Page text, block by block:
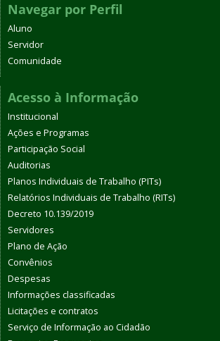
Navegar por Perfil
Aluno
Servidor
Comunidade
Acesso à Informação
Institucional
Ações e Programas
Participação Social
Auditorias
Planos Individuais de Trabalho (PITs)
Relatórios Individuais de Trabalho (RITs)
Decreto 10.139/2019
Servidores
Plano de Ação
Convênios
Despesas
Informações classificadas
Licitações e contratos
Serviço de Informação ao Cidadão